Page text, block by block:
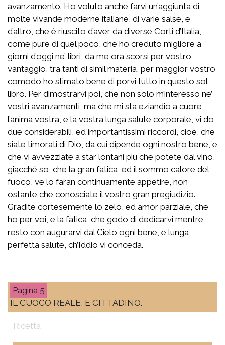
avanzamento. Ho voluto anche farvi un’aggiunta di
molte vivande moderne italiane, di varie salse, e
d’altro, che è riuscito d’aver da diverse Corti d’Italia,
come pure di quel poco, che ho creduto migliore a
giorni d’oggi ne’ libri, da me ora scorsi per vostro
vantaggio, tra tanti di simil materia, per maggior vostro
comodo ho stimato bene di porvi tutto in questo sol
libro. Per dimostrarvi poi, che non solo m’interesso ne’
vostri avanzamenti, ma che mi sta eziandio a cuore
l’anima vostra, e la vostra lunga salute corporale, vi do
due considerabili, ed importantissimi riccordi, cioè, che
siate timorati di Dio, da cui dipende ogni nostro bene, e
che vi avvezziate a star lontani più che potete dal vino,
giacché so, che la gran fatica, ed il sommo calore del
fuoco, ve lo faran continuamente appetire, non
ostante che conosciate il vostro gran pregiudizio.
Gradite cortesemente lo zelo, ed amor parziale, che
ho per voi, e la fatica, che godo di dedicarvi mentre
resto con augurarvi dal Cielo ogni bene, e lunga
perfetta salute, ch’Iddio vi conceda.
5
IL CUOCO REALE, E CITTADINO.